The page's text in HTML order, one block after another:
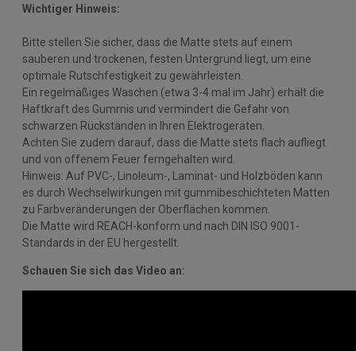
Wichtiger Hinweis:
Bitte stellen Sie sicher, dass die Matte stets auf einem
sauberen und trockenen, festen Untergrund liegt, um eine
optimale Rutschfestigkeit zu gewährleisten.
Ein regelmäßiges Waschen (etwa 3-4 mal im Jahr) erhält die
Haftkraft des Gummis und vermindert die Gefahr von
schwarzen Rückständen in Ihren Elektrogeräten.
Achten Sie zudem darauf, dass die Matte stets flach aufliegt
und von offenem Feuer ferngehalten wird.
Hinweis: Auf PVC-, Linoleum-, Laminat- und Holzböden kann
es durch Wechselwirkungen mit gummibeschichteten Matten
zu Farbveränderungen der Oberflächen kommen.
Die Matte wird REACH-konform und nach DIN ISO 9001-
Standards in der EU hergestellt.
Schauen Sie sich das Video an: